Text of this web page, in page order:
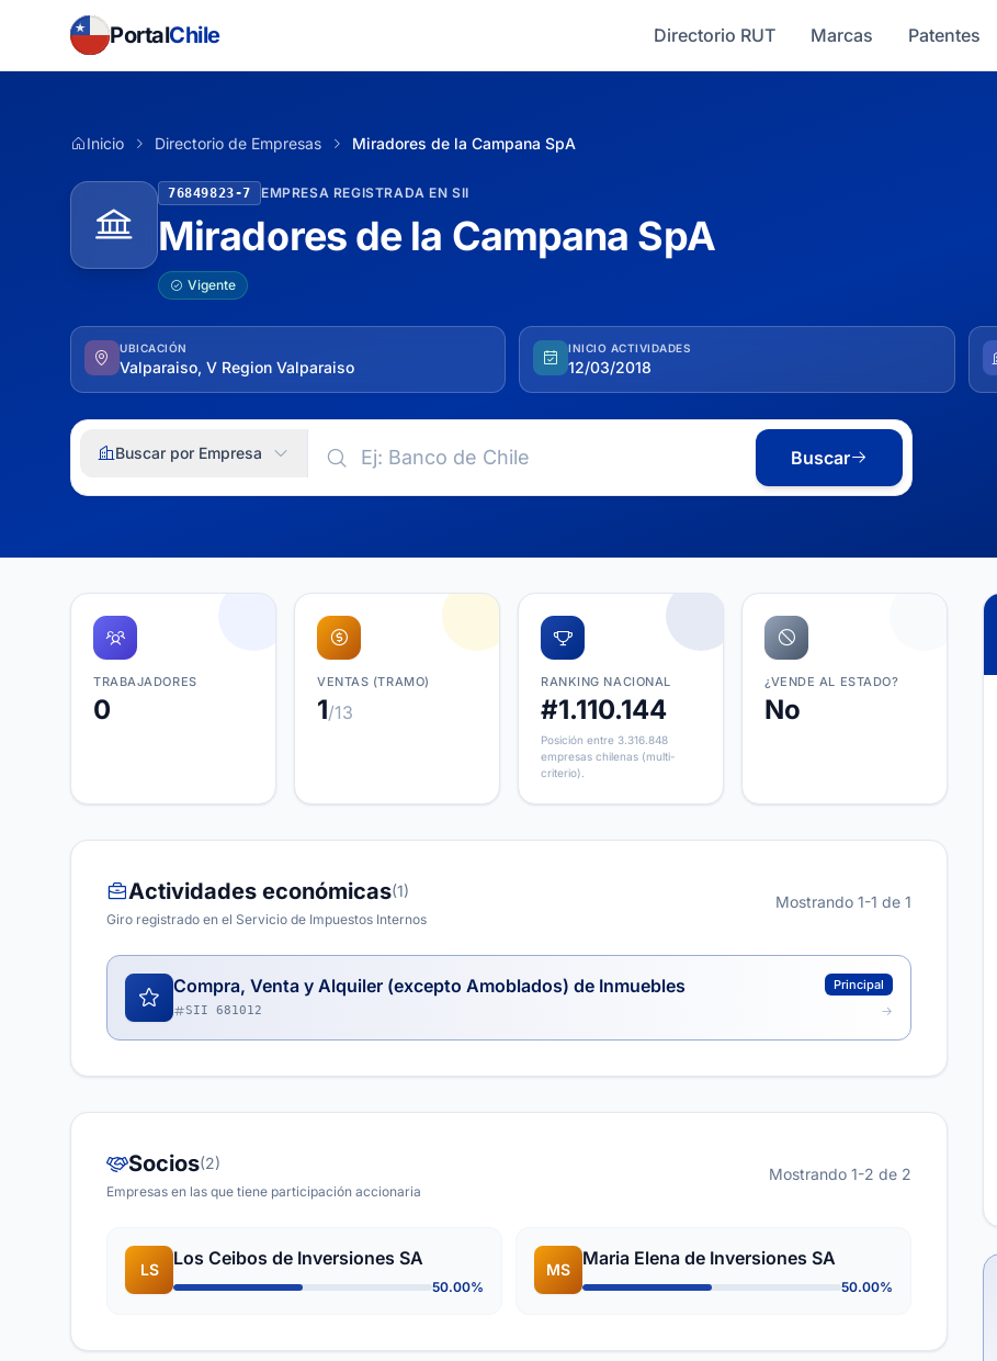
PortalChile Directorio RUT Marcas Patentes
Inicio Directorio de Empresas Miradores de la Campana SpA
76849823-7 EMPRESA REGISTRADA EN SII
Miradores de la Campana SpA
Vigente
UBICACIÓN
Valparaiso, V Region Valparaiso
INICIO ACTIVIDADES
12/03/2018
Buscar por Empresa Buscar
TRABAJADORES
0
VENTAS (TRAMO)
1/13
RANKING NACIONAL
#1.110.144
Posición entre 3.316.848
empresas chilenas (multi-
criterio).
¿VENDE AL ESTADO?
No
Actividades económicas(1)
Giro registrado en el Servicio de Impuestos Internos
Mostrando 1-1 de 1
Compra, Venta y Alquiler (excepto Amoblados) de Inmuebles Principal
SII 681012
Socios(2)
Empresas en las que tiene participación accionaria
Mostrando 1-2 de 2
LS
Los Ceibos de Inversiones SA
50.00%
MS
Maria Elena de Inversiones SA
50.00%